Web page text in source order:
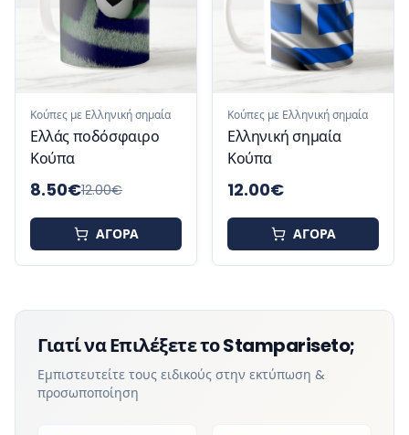
Κούπες με Ελληνική σημαία
Ελλάς ποδόσφαιρο
Κούπα
8.50€12.00€
ΑΓΟΡΑ
Κούπες με Ελληνική σημαία
Ελληνική σημαία
Κούπα
12.00€
ΑΓΟΡΑ
Γιατί να Επιλέξετε το Stampariseto;
Εμπιστευτείτε τους ειδικούς στην εκτύπωση &
προσωποποίηση